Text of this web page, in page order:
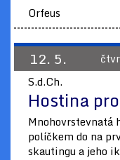
Orfeus
12. 5.
S.d.Ch.
Hostina
Mnohovrstevnatá
políčkem do na
skautingu a jeho